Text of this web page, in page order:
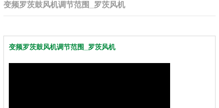
变频罗茨鼓风机调节范围_罗茨风机
变频罗茨鼓风机调节范围_罗茨风机